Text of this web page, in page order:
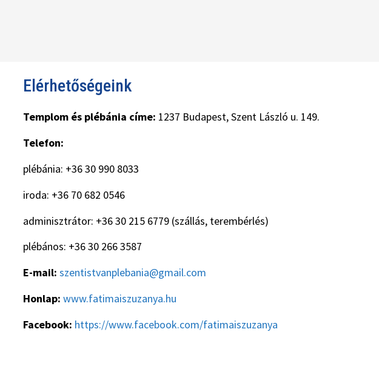
Elérhetőségeink
Templom és plébánia címe: 1237 Budapest, Szent László u. 149.
Telefon:
plébánia: +36 30 990 8033
iroda: +36 70 682 0546
adminisztrátor: +36 30 215 6779 (szállás, terembérlés)
plébános: +36 30 266 3587
E-mail:szentistvanplebania@gmail.com
Honlap: www.fatimaiszuzanya.hu
Facebook: https://www.facebook.com/fatimaiszuzanya